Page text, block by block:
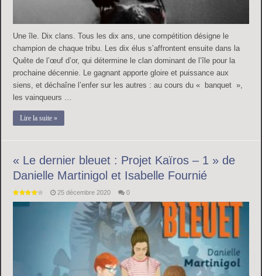
Une île. Dix clans. Tous les dix ans, une compétition désigne le
champion de chaque tribu. Les dix élus s’affrontent ensuite dans la
Quête de l’œuf d’or, qui détermine le clan dominant de l’île pour la
prochaine décennie. Le gagnant apporte gloire et puissance aux
siens, et déchaîne l’enfer sur les autres : au cours du « banquet »,
les vainqueurs …
Lire la suite »
« Le dernier bleuet : Projet Kaïros – 1 » de
Danielle Martinigol et Isabelle Fournié
25 décembre 2020 0